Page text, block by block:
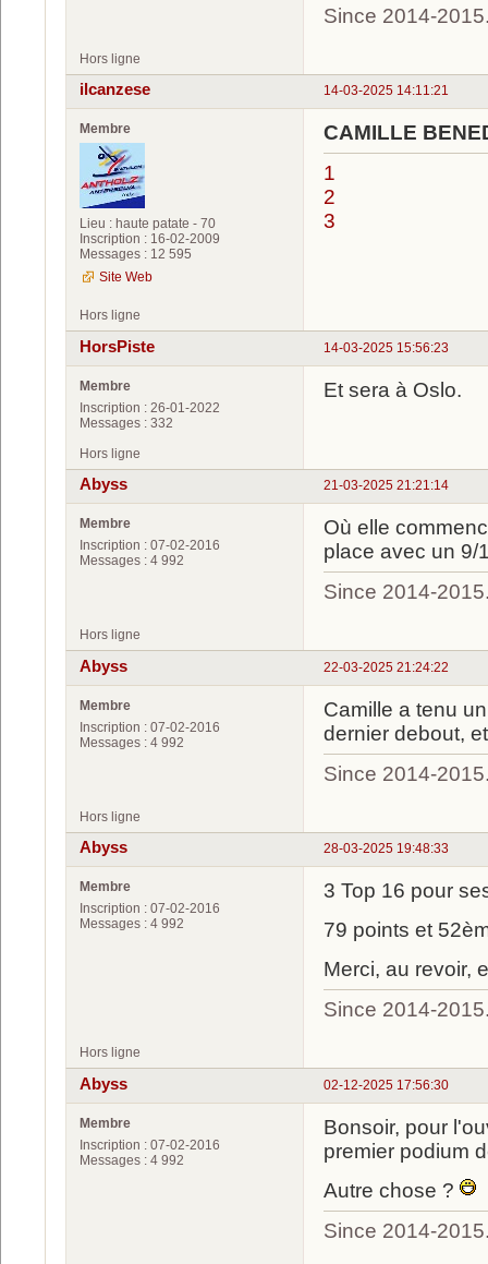
Since 2014-
Hors ligne
14-03-2025 14:11:21
ilcanzese
Membre
Lieu : haute patate - 70
Inscription : 16-02-2009
Messages : 12 595
Site Web
CAMILLE
1
2
3
Hors ligne
14-03-2025 15:56:23
HorsPiste
Membre
Inscription : 26-01-2022
Messages : 332
Et sera à Oslo.
Hors ligne
21-03-2025 21:21:14
Abyss
Membre
Inscription : 07-02-2016
Messages : 4 992
Où elle
place avec un 9/
Since 2014-
Hors ligne
22-03-2025 21:24:22
Abyss
Membre
Inscription : 07-02-2016
Messages : 4 992
Camille a tenu
dernier debout,
Since 2014-
Hors ligne
28-03-2025 19:48:33
Abyss
Membre
Inscription : 07-02-2016
Messages : 4 992
3 Top 16 pour
79 points et
Merci, au revoir,
Since 2014-
Hors ligne
02-12-2025 17:56:30
Abyss
Membre
Inscription : 07-02-2016
Messages : 4 992
Bonsoir, pour
premier podium
Autre chose ?
Since 2014-